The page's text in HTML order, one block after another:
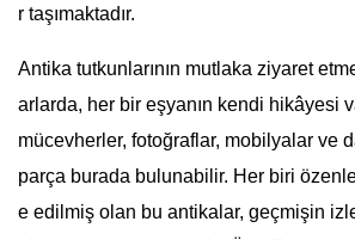
r taşımaktadır.
Antika tutkunlarının mutlaka ziyaret
arlarda, her bir eşyanın kendi hikâyesi
mücevherler, fotoğraflar, mobilyalar ve
parça burada bulunabilir. Her biri
e edilmiş olan bu antikalar, geçmişin